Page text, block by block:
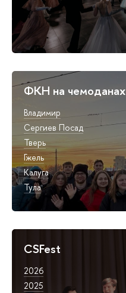
ФКН на чемоданах
Владимир
Сергиев Посад
Тверь
Гжель
Калуга
Тула
CSFest
2026
2025